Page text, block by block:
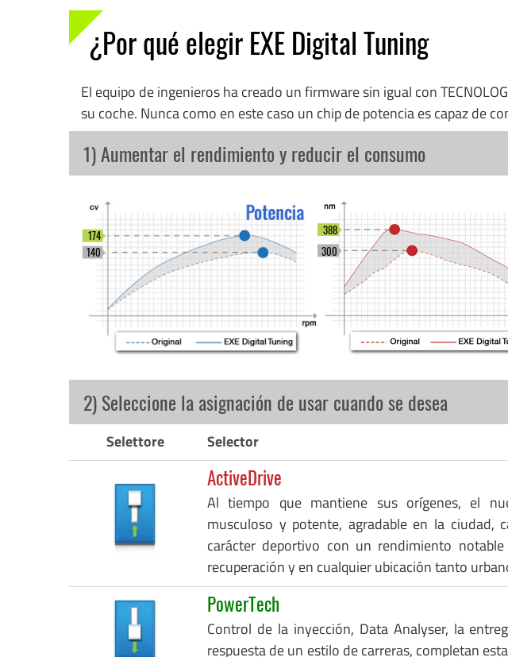
¿Por qué elegir EXE Digital Tuning
El equipo de ingenieros ha creado un firmware sin igual con
su coche. Nunca como en este caso un chip de potencia es capaz de
1) Aumentar el rendimiento y reducir el consumo
140
174
300
388
2) Seleccione la asignación de usar cuando se desea
Selettore Selector
ActiveDrive
Al tiempo que mantiene sus orígenes, el
musculoso y potente, agradable en la ciudad,
carácter deportivo con un rendimiento
recuperación y en cualquier ubicación tanto
PowerTech
Control de la inyección, Data Analyser, la
respuesta de un estilo de carreras, completan